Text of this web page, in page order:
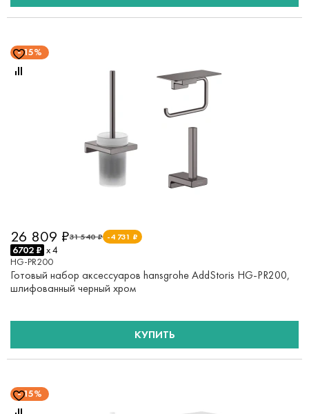
15%
31 540 ₽ -4 731 ₽
26 809 ₽
6702 ₽ x 4
HG-PR200
Готовый набор аксессуаров hansgrohe AddStoris HG-PR200,
шлифованный черный хром
КУПИТЬ
15%